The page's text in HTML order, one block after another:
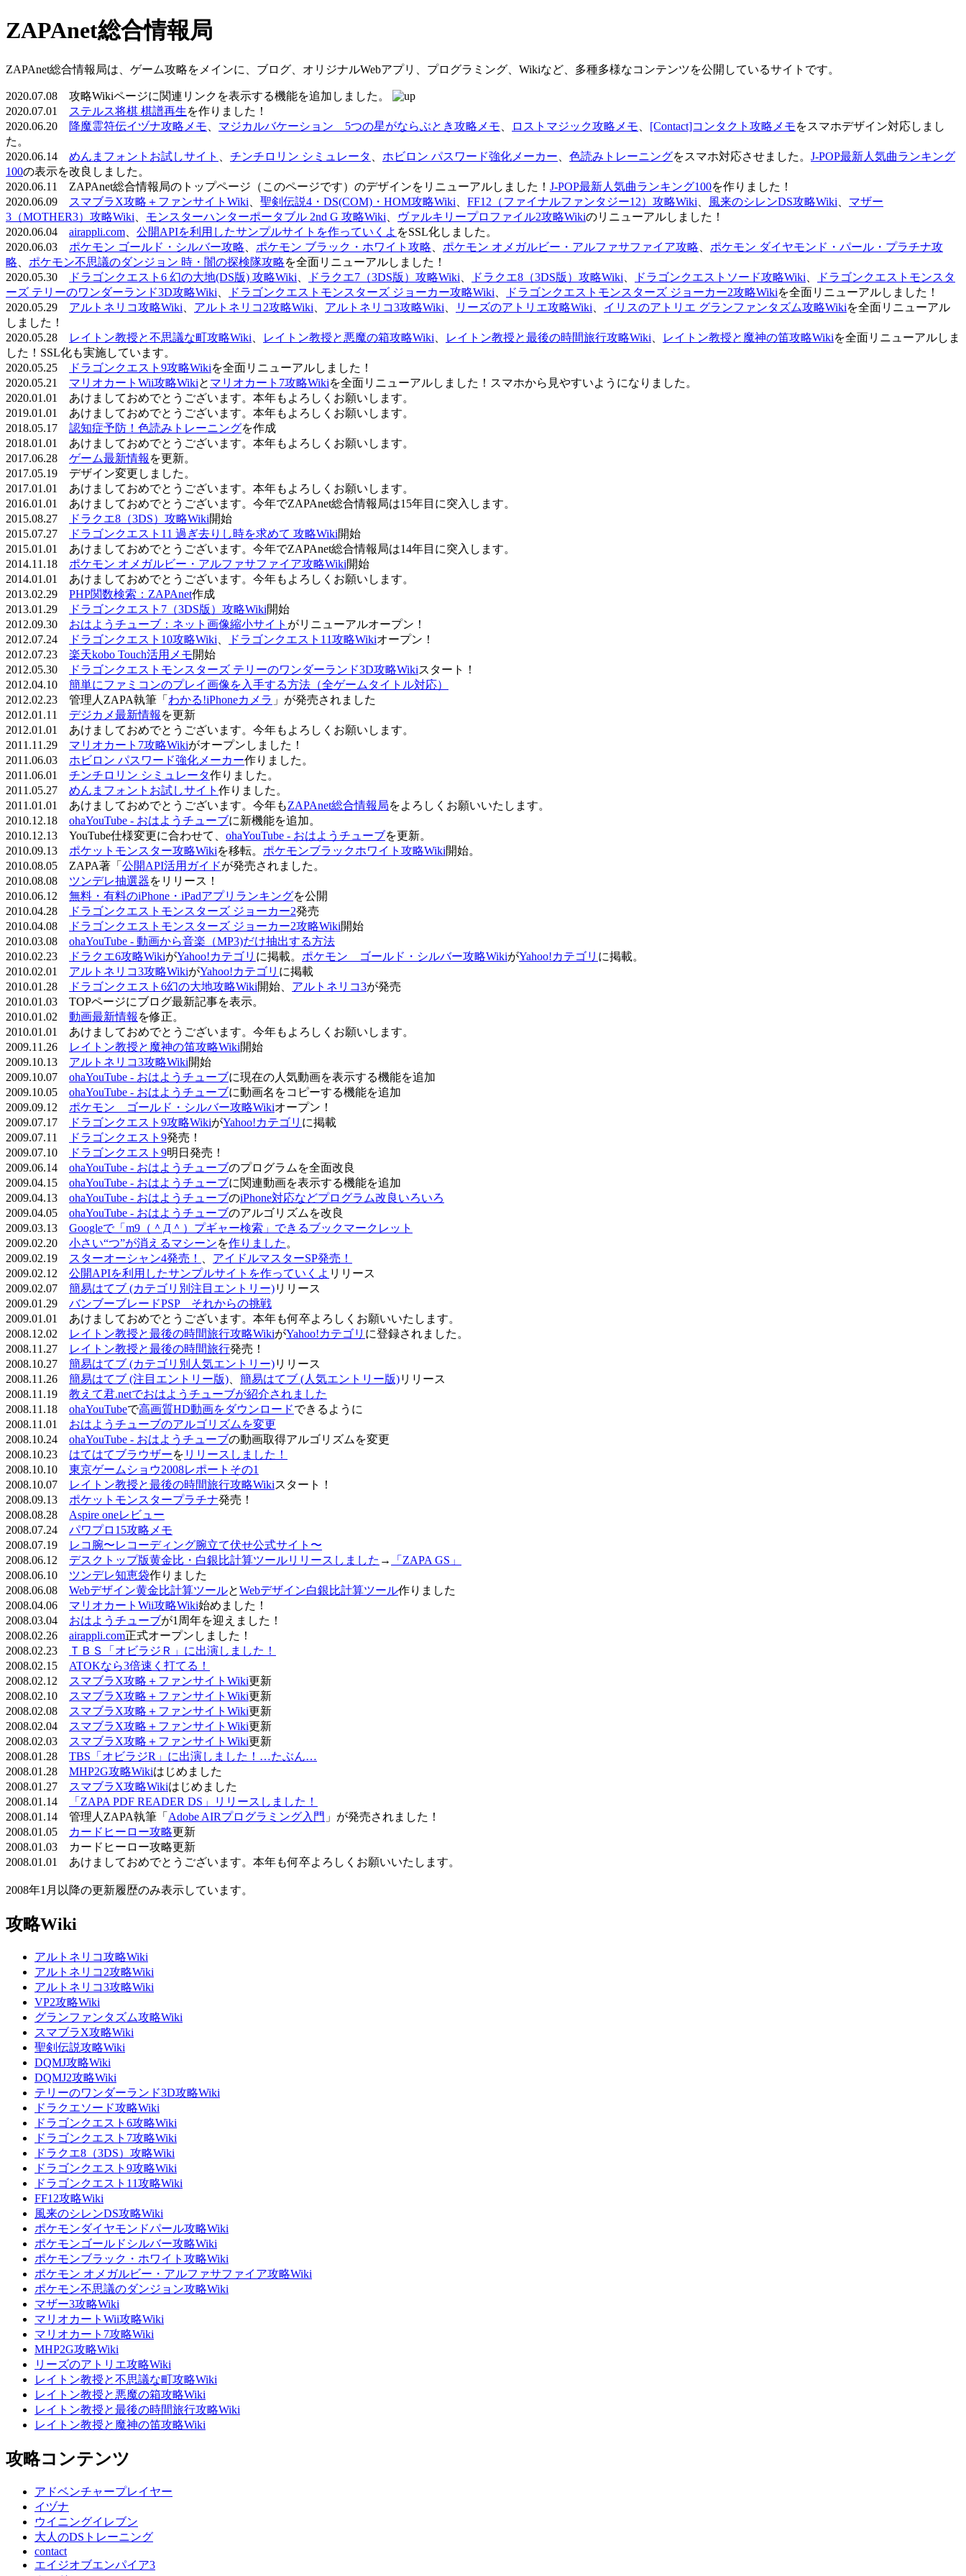
ZAPAnet総合情報局
ZAPAnet総合情報局は、ゲーム攻略をメインに、ブログ、オリジナルWebアプリ、プログラミング、Wikiなど、多種多様なコンテンツを公開しているサイトです。
2020.07.08 攻略Wikiページに関連リンクを表示する機能を追加しました。
2020.07.01
ステルス将棋 棋譜再生を作りました！
2020.06.20
降魔霊符伝イヅナ攻略メモ マジカルバケーション 5つの星がならぶとき攻略メモ ロストマジック攻略メモ [Contact]コンタクト攻略メモをスマホデザイン対応しまし
た。
2020.06.14 めんまフォントお試しサイト チンチロリン シミュレータ ホビロン パスワード強化メーカー 色読みトレーニングをスマホ対応させました。 J-POP最新人気曲ランキング
100の表示を改良しました。
2020.06.11 ZAPAnet総合情報局のトップページ（このページです）のデザインをリニューアルしました！ J-POP最新人気曲ランキング100を作りました！
2020.06.09
スマブラX攻略＋ファンサイトWiki 聖剣伝説4・DS(COM)・HOM攻略Wiki FF12（ファイナルファンタジー12）攻略Wiki 風来のシレンDS攻略Wiki
マザー
3（MOTHER3）攻略Wiki
モンスターハンターポータブル 2nd G 攻略Wiki ヴァルキリープロファイル2攻略Wikiのリニューアルしました！
2020.06.04 airappli.com 公開APIを利用したサンプルサイトを作っていくよ をSSL化しました。
2020.06.03 ポケモン ゴールド・シルバー攻略 ポケモン ブラック・ホワイト攻略 ポケモン オメガルビー・アルファサファイア攻略
ポケモン ダイヤモンド・パール・プラチナ攻
略
ポケモン不思議のダンジョン 時・闇の探検隊攻略を全面リニューアルしました！
2020.05.30
ドラゴンクエスト6 幻の大地(DS版) 攻略Wiki ドラクエ7（3DS版）攻略Wiki ドラクエ8（3DS版）攻略Wiki ドラゴンクエストソード攻略Wiki
ドラゴンクエストモンスタ
ーズ テリーのワンダーランド3D攻略Wiki
ドラゴンクエストモンスターズ ジョーカー攻略Wiki ドラゴンクエストモンスターズ ジョーカー2攻略Wikiを全面リニューアルしました！
2020.05.29 アルトネリコ攻略Wiki アルトネリコ2攻略Wiki アルトネリコ3攻略Wiki リーズのアトリエ攻略Wiki イリスのアトリエ グランファンタズム攻略Wikiを全面リニューアル
しました！
2020.05.28
レイトン教授と不思議な町攻略Wiki レイトン教授と悪魔の箱攻略Wiki レイトン教授と最後の時間旅行攻略Wiki レイトン教授と魔神の笛攻略Wikiを全面リニューアルしま
した！SSL化も実施しています。
2020.05.25
ドラゴンクエスト9攻略Wikiを全面リニューアルしました！
2020.05.21 マリオカートWii攻略Wikiと マリオカート7攻略Wikiを全面リニューアルしました！スマホから見やすいようになりました。
2020.01.01 あけましておめでとうございます。本年もよろしくお願いします。
2019.01.01 あけましておめでとうございます。本年もよろしくお願いします。
2018.05.17 認知症予防！色読みトレーニングを作成
2018.01.01 あけましておめでとうございます。本年もよろしくお願いします。
2017.06.28 ゲーム最新情報 を更新。
2017.05.19 デザイン変更しました。
2017.01.01 あけましておめでとうございます。本年もよろしくお願いします。
2016.01.01 あけましておめでとうございます。今年でZAPAnet総合情報局は15年目に突入します。
2015.08.27
ドラクエ8（3DS）攻略Wiki開始
2015.07.27
ドラゴンクエスト11 過ぎ去りし時を求めて 攻略Wiki開始
2015.01.01 あけましておめでとうございます。今年でZAPAnet総合情報局は14年目に突入します。
2014.11.18 ポケモン オメガルビー・アルファサファイア攻略Wiki開始
2014.01.01 あけましておめでとうございます。今年もよろしくお願いします。
2013.02.29 PHP関数検索：ZAPAnet作成
2013.01.29
ドラゴンクエスト7（3DS版）攻略Wiki開始
2012.09.30 おはようチューブ：ネット画像縮小サイト がリニューアルオープン！
2012.07.24
ドラゴンクエスト10攻略Wiki ドラゴンクエスト11攻略Wikiオープン！
2012.07.23 楽天kobo Touch活用メモ開始
2012.05.30
ドラゴンクエストモンスターズ テリーのワンダーランド3D攻略Wikiスタート！
2012.04.10 簡単にファミコンのプレイ画像を入手する方法（全ゲームタイトル対応）
2012.02.23 管理人ZAPA執筆「 わかる!iPhoneカメラ 」が発売されました
2012.01.11 デジカメ最新情報 を更新
2012.01.01 あけましておめでとうございます。今年もよろしくお願いします。
2011.11.29 マリオカート7攻略Wikiがオープンしました！
2011.06.03 ホビロン パスワード強化メーカー作りました。
2011.06.01 チンチロリン シミュレータ作りました。
2011.05.27 めんまフォントお試しサイト 作りました。
2011.01.01 あけましておめでとうございます。今年もZAPAnet総合情報局をよろしくお願いいたします。
2010.12.18 ohaYouTube - おはようチューブに新機能を追加。
2010.12.13 YouTube仕様変更に合わせて、 ohaYouTube - おはようチューブを更新。
2010.09.13 ポケットモンスター攻略Wikiを移転。 ポケモンブラックホワイト攻略Wiki開始。
2010.08.05 ZAPA著「 公開API活用ガイドが発売されました。
2010.08.08 ツンデレ抽選器をリリース！
2010.06.12 無料・有料のiPhone・iPadアプリランキングを公開
2010.04.28
ドラゴンクエストモンスターズ ジョーカー2発売
2010.04.08
ドラゴンクエストモンスターズ ジョーカー2攻略Wiki開始
2010.03.08 ohaYouTube - 動画から音楽（MP3)だけ抽出する方法
2010.02.23
ドラクエ6攻略WikiがYahoo!カテゴリ に掲載。 ポケモン ゴールド・シルバー攻略WikiがYahoo!カテゴリ に掲載。
2010.02.01 アルトネリコ3攻略WikiがYahoo!カテゴリ に掲載
2010.01.28
ドラゴンクエスト6幻の大地攻略Wiki開始、 アルトネリコ3が発売
2010.01.03 TOPページにブログ最新記事を表示。
2010.01.02 動画最新情報 を修正。
2010.01.01 あけましておめでとうございます。今年もよろしくお願いします。
2009.11.26
レイトン教授と魔神の笛攻略Wiki開始
2009.10.13 アルトネリコ3攻略Wiki開始
2009.10.07 ohaYouTube - おはようチューブに現在の人気動画を表示する機能を追加
2009.10.05 ohaYouTube - おはようチューブに動画名をコピーする機能を追加
2009.09.12 ポケモン ゴールド・シルバー攻略Wikiオープン！
2009.07.17
ドラゴンクエスト9攻略WikiがYahoo!カテゴリ に掲載
2009.07.11
ドラゴンクエスト9発売！
2009.07.10
ドラゴンクエスト9明日発売！
2009.06.14 ohaYouTube - おはようチューブのプログラムを全面改良
2009.04.15 ohaYouTube - おはようチューブに関連動画を表示する機能を追加
2009.04.13 ohaYouTube - おはようチューブのiPhone対応などプログラム改良いろいろ
2009.04.05 ohaYouTube - おはようチューブのアルゴリズムを改良
2009.03.13 Googleで「m9（＾Д＾）プギャー検索」できるブックマークレット
2009.02.20 小さい“つ”が消えるマシーンを作りました 。
2009.02.19
スターオーシャン4発売！
アイドルマスターSP発売！
2009.02.12 公開APIを利用したサンプルサイトを作っていくよ リリース
2009.02.07 簡易はてブ (カテゴリ別注目エントリー)リリース
2009.01.29 バンブーブレードPSP それからの挑戦
2009.01.01 あけましておめでとうございます。本年も何卒よろしくお願いいたします。
2008.12.02
レイトン教授と最後の時間旅行攻略WikiがYahoo!カテゴリ に登録されました。
2008.11.27
レイトン教授と最後の時間旅行発売！
2008.10.27 簡易はてブ (カテゴリ別人気エントリー)リリース
2008.11.26 簡易はてブ (注目エントリー版) 簡易はてブ (人気エントリー版)リリース
2008.11.19 教えて君.netでおはようチューブが紹介されました
2008.11.18 ohaYouTubeで高画質HD動画をダウンロードできるように
2008.11.01 おはようチューブのアルゴリズムを変更
2008.10.24 ohaYouTube - おはようチューブの動画取得アルゴリズムを変更
2008.10.23 はてはてブラウザーを リリースしました！
2008.10.10 東京ゲームショウ2008レポートその1
2008.10.07
レイトン教授と最後の時間旅行攻略Wikiスタート！
2008.09.13 ポケットモンスタープラチナ発売！
2008.08.28 Aspire oneレビュー
2008.07.24 パワプロ15攻略メモ
2008.07.19
レコ腕〜レコーディング腕立て伏せ公式サイト〜
2008.06.12 デスクトップ版黄金比・白銀比計算ツールリリースしました →
「ZAPA GS」
2008.06.10 ツンデレ知恵袋作りました
2008.06.08 Webデザイン黄金比計算ツールとWebデザイン白銀比計算ツール作りました
2008.04.06 マリオカートWii攻略Wiki始めました！
2008.03.04 おはようチューブが1周年を迎えました！
2008.02.26 airappli.com正式オープンしました！
2008.02.23
ＴＢＳ「オビラジＲ」に出演しました！
2008.02.15 ATOKなら3倍速く打てる！
2008.02.12
スマブラX攻略＋ファンサイトWiki更新
2008.02.10
スマブラX攻略＋ファンサイトWiki更新
2008.02.08
スマブラX攻略＋ファンサイトWiki更新
2008.02.04
スマブラX攻略＋ファンサイトWiki更新
2008.02.03
スマブラX攻略＋ファンサイトWiki更新
2008.01.28 TBS「オビラジR」に出演しました！…たぶん…
2008.01.28 MHP2G攻略Wikiはじめました
2008.01.27
スマブラX攻略Wikiはじめました
2008.01.14
「ZAPA PDF READER DS」リリースしました！
2008.01.14 管理人ZAPA執筆「 Adobe AIRプログラミング入門 」が発売されました！
2008.01.05
カードヒーロー攻略更新
2008.01.03 カードヒーロー攻略更新
2008.01.01 あけましておめでとうございます。本年も何卒よろしくお願いいたします。
2008年1月以降の更新履歴のみ表示しています。
攻略Wiki
アルトネリコ攻略Wiki
アルトネリコ2攻略Wiki
アルトネリコ3攻略Wiki
VP2攻略Wiki
グランファンタズム攻略Wiki
スマブラX攻略Wiki
聖剣伝説攻略Wiki
DQMJ攻略Wiki
DQMJ2攻略Wiki
テリーのワンダーランド3D攻略Wiki
ドラクエソード攻略Wiki
ドラゴンクエスト6攻略Wiki
ドラゴンクエスト7攻略Wiki
ドラクエ8（3DS）攻略Wiki
ドラゴンクエスト9攻略Wiki
ドラゴンクエスト11攻略Wiki
FF12攻略Wiki
風来のシレンDS攻略Wiki
ポケモンダイヤモンドパール攻略Wiki
ポケモンゴールドシルバー攻略Wiki
ポケモンブラック・ホワイト攻略Wiki
ポケモン オメガルビー・アルファサファイア攻略Wiki
ポケモン不思議のダンジョン攻略Wiki
マザー3攻略Wiki
マリオカートWii攻略Wiki
マリオカート7攻略Wiki
MHP2G攻略Wiki
リーズのアトリエ攻略Wiki
レイトン教授と不思議な町攻略Wiki
レイトン教授と悪魔の箱攻略Wiki
レイトン教授と最後の時間旅行攻略Wiki
レイトン教授と魔神の笛攻略Wiki
攻略コンテンツ
アドベンチャープレイヤー
イヅナ
ウイニングイレブン
大人のDSトレーニング
contact
エイジオブエンパイア3